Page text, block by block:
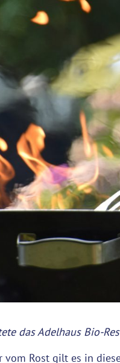
das Adelhaus Bio-
Rost gilt es in